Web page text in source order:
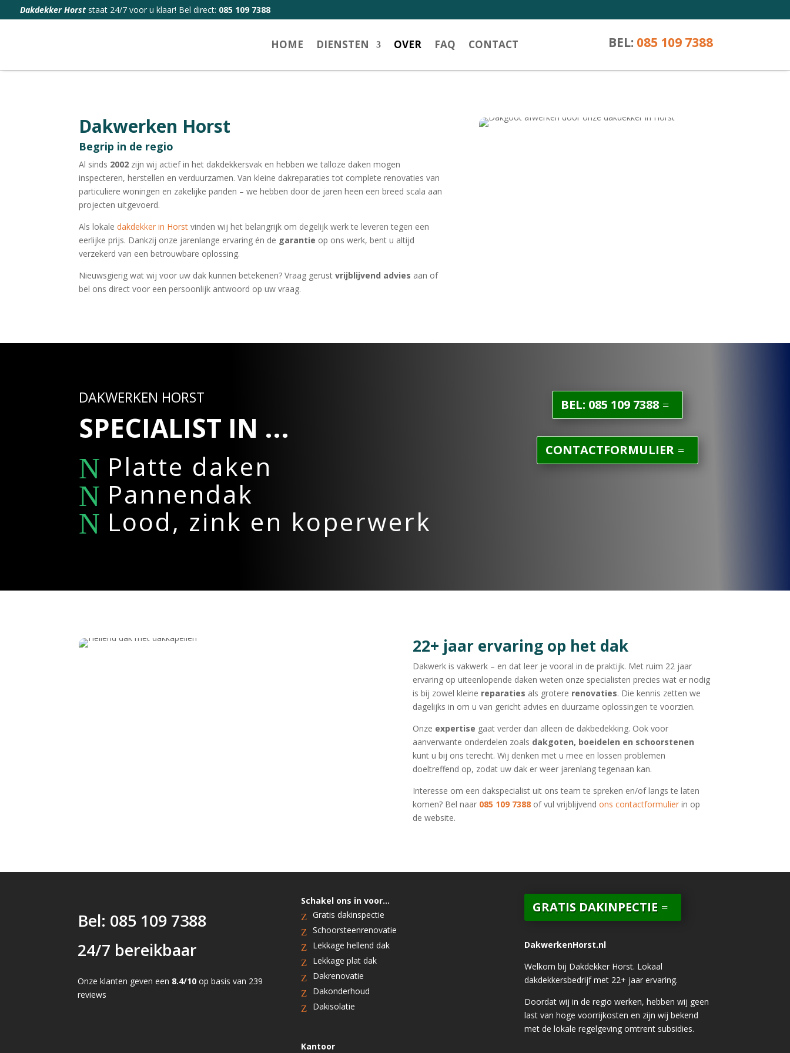
Dakdekker Horststaat 24/7 voor u klaar! Bel direct: 085 109 7388
HOME DIENSTEN OVER FAQ CONTACT BEL: 085 109 7388
Dakwerken Horst
Begrip in de regio
Al sinds 2002 zijn wij actief in het dakdekkersvak en hebben we talloze daken mogen
inspecteren, herstellen en verduurzamen. Van kleine dakreparaties tot complete renovaties van
particuliere woningen en zakelijke panden – we hebben door de jaren heen een breed scala aan
projecten uitgevoerd.
Als lokaledakdekker in Horst vinden wij het belangrijk om degelijk werk te leveren tegen een
eerlijke prijs. Dankzij onze jarenlange ervaring én de garantie op ons werk, bent u altijd
verzekerd van een betrouwbare oplossing.
Nieuwsgierig wat wij voor uw dak kunnen betekenen? Vraag gerustvrijblijvend advies aan of
bel ons direct voor een persoonlijk antwoord op uw vraag.
DAKWERKEN HORST
SPECIALIST IN ...
Platte daken
Pannendak
Lood, zink en koperwerk
BEL: 085 109 7388
CONTACTFORMULIER
22+ jaar ervaring op het dak
Dakwerk is vakwerk – en dat leer je vooral in de praktijk. Met ruim 22 jaar
ervaring op uiteenlopende daken weten onze specialisten precies wat er nodig
is bij zowel kleine reparaties als grotere renovaties. Die kennis zetten we
dagelijks in om u van gericht advies en duurzame oplossingen te voorzien.
Onze expertise gaat verder dan alleen de dakbedekking. Ook voor
aanverwante onderdelen zoals dakgoten, boeidelen en schoorstenen
kunt u bij ons terecht. Wij denken met u mee en lossen problemen
doeltreffend op, zodat uw dak er weer jarenlang tegenaan kan.
Interesse om een dakspecialist uit ons team te spreken en/of langs te laten
komen? Bel naar 085 109 7388of vul vrijblijvend ons contactformulierin op
de website.
Bel: 085 109 7388
24/7 bereikbaar
Onze klanten geven een 8.4/10 op basis van 239
reviews
Schakel ons in voor…
Gratis dakinspectie
Schoorsteenrenovatie
Lekkage hellend dak
Lekkage plat dak
Dakrenovatie
Dakonderhoud
Dakisolatie
Kantoor
GRATIS DAKINPECTIE
DakwerkenHorst.nl
Welkom bij Dakdekker Horst. Lokaal
dakdekkersbedrijf met 22+ jaar ervaring.
Doordat wij in de regio werken, hebben wij geen
last van hoge voorrijkosten en zijn wij bekend
met de lokale regelgeving omtrent subsidies.